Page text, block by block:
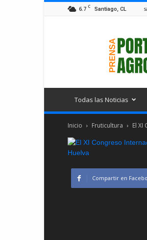
6.7 C Santiago, CL
Todas las Noticias
Inicio Fruticultura El
Compartir en